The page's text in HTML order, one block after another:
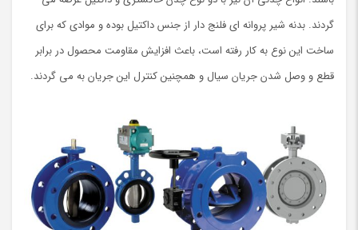
گردند. بدنه شیر پروانه ای فلنج دار از جنس داکتیل بوده و موادی که برای
ساخت این نوع به کار رفته است، باعث افزایش مقاومت محصول در برابر
قطع و وصل شدن جریان سیال و همچنین کنترل این جریان به می گردند.